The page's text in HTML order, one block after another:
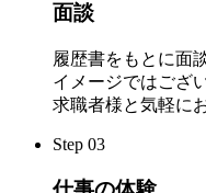
面談
履歴書をもとに面
イメージではござ
求職者様と気軽に
Step 03